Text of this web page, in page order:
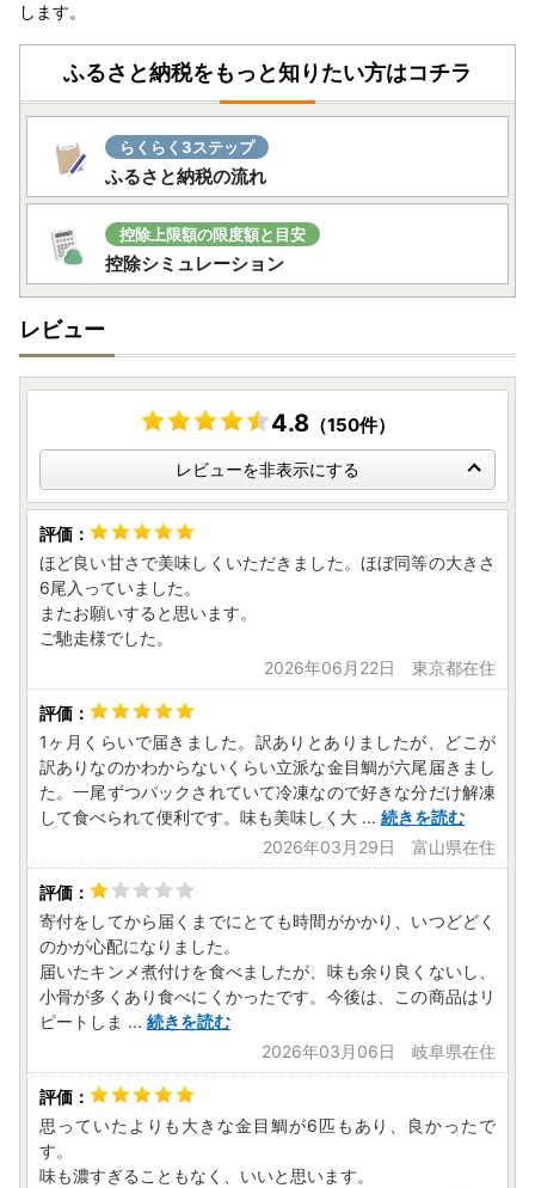
します。
ふるさと納税をもっと知りたい方はコチラ
らくらく3ステップ
ふるさと納税の流れ
控除上限額の限度額と目安
控除シミュレーション
レビュー
4.8（150件）
レビューを非表示にする
ほど良い甘さで美味しくいただきました。ほぼ同等の大きさ
6尾入っていました。
またお願いすると思います。
ご馳走様でした。
2026年06月22日 東京都在住
1ヶ月くらいで届きました。訳ありとありましたが、どこが
訳ありなのかわからないくらい立派な金目鯛が六尾届きまし
た。一尾ずつパックされていて冷凍なので好きな分だけ解凍
して食べられて便利です。味も美味しく大 ... 続きを読む
2026年03月29日 富山県在住
寄付をしてから届くまでにとても時間がかかり、いつどどく
のかが心配になりました。
届いたキンメ煮付けを食べましたが、味も余り良くないし、
小骨が多くあり食べにくかったです。今後は、この商品はリ
ピートしま ... 続きを読む
2026年03月06日 岐阜県在住
思っていたよりも大きな金目鯛が6匹もあり、良かったで
す。
味も濃すぎることもなく、いいと思います。